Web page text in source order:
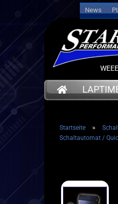
News
➤ Kabel
➤ Akkus
Startseite »
Schaltautomat /